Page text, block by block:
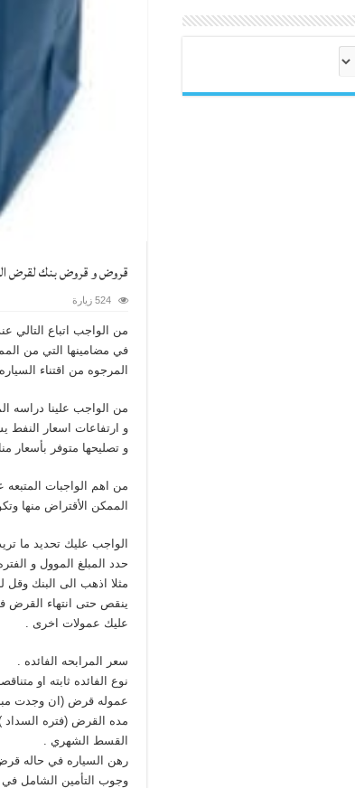
قروض و قروض بنك لقرض
524 زيارة
من الواجب اتباع التالي
في مضامينها التي من
المرجوه من اقتناء
من الواجب علينا دراسه
و ارتفاعات اسعار
و تصليحها متوفر بأسعار
من اهم الواجبات
الممكن الأقتراض منها
الواجب عليك تحديد ما
حدد المبلغ الموول و
ينقص حتى انتهاء القرض
عليك عمولات اخرى .
سعر المرابحه الفائده .
نوع الفائده ثابته او
عموله قرض (ان وجدت
مده القرض (فتره السداد
القسط الشهري .
رهن السياره في حاله
وجوب التأمين الشامل في